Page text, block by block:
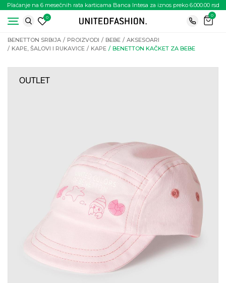
Plaćanje na 6 mesečnih rata karticama Banca Intesa za iznos preko 6.000.00 rsd
0
0
BENETTON SRBIJA PROIZVODI BEBE
AKSESOARI
KAPE, ŠALOVI I RUKAVICE
KAPE BENETTON KAČKET ZA BEBE